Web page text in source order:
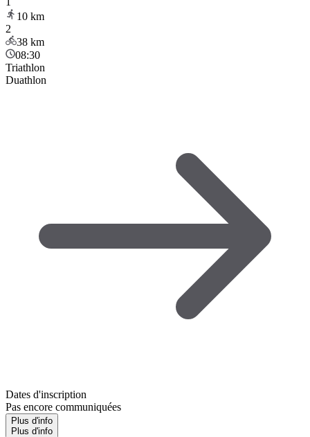
10 km
2
38 km
08:30
Triathlon
Duathlon
Dates d'inscription
Pas encore communiquées
Plus d'info
Plus d'info